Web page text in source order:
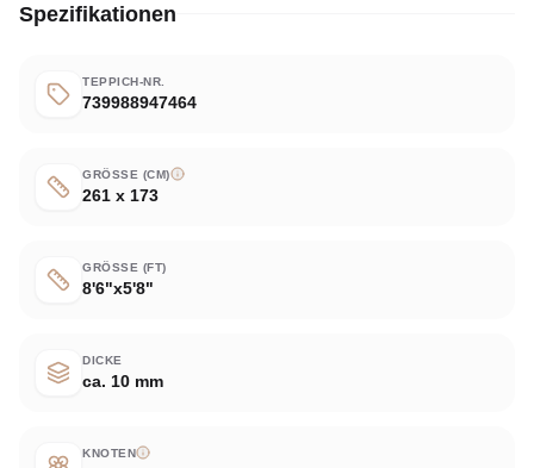
Spezifikationen
TEPPICH-NR.
739988947464
GRÖSSE (CM)
261 x 173
GRÖSSE (FT)
8'6"x5'8"
DICKE
ca. 10 mm
KNOTEN